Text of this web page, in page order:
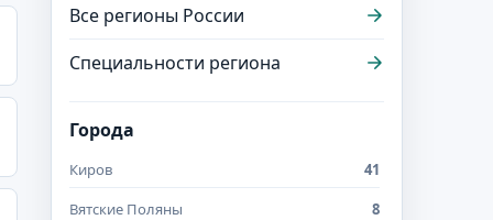
Все регионы России
Специальности региона
Города
Киров
41
Вятские Поляны
8